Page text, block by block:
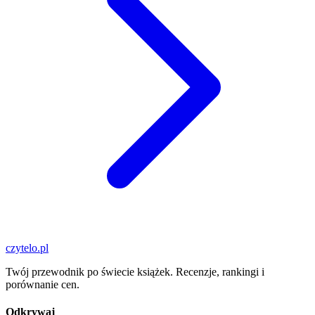
czytelo.pl
Twój przewodnik po świecie książek. Recenzje, rankingi i
porównanie cen.
Odkrywaj